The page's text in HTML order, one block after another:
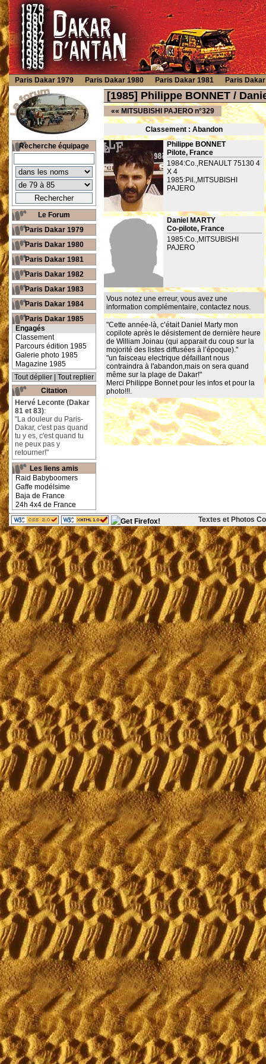
[1985] Philippe BONNET /
«« MITSUBISHI PAJERO n°329
Classement : Abandon
Philippe BONNET
Pilote, France
1984:Co.,RENAULT 75130 4
X 4
1985:Pil.,MITSUBISHI
PAJERO
Daniel MARTY
Co-pilote, France
1985:Co.,MITSUBISHI
PAJERO
Vous notez une erreur, vous avez une
information complémentaire, contactez nous.
"Cette année-là, c’était Daniel Marty mon
copilote après le désistement de dernière heure
de William Joinau (qui apparait du coup sur la
mojorité des listes diffusées à l’époque)."
"un faisceau electrique défaillant nous
contraindra à l'abandon,mais on sera quand
même sur la plage de Dakar!"
Merci Philippe Bonnet pour les infos et pour la
photo!!!.
Recherche équipage
Le Forum
Paris Dakar 1979
Paris Dakar 1980
Paris Dakar 1981
Paris Dakar 1982
Paris Dakar 1983
Paris Dakar 1984
Paris Dakar 1985
Engagés
Classement
Parcours édition 1985
Galerie photo 1985
Magazine 1985
Tout déplier
Tout replier
Citation
Hervé Leconte (Dakar
81 et 83):
"La douleur du Paris-
Dakar, c'est pas quand
tu y es, c'est quand tu
ne peux pas y
retourner!"
Les liens amis
Raid Babyboomers
Gaffe modélsime
Baja de France
24h 4x4 de France
Paris Dakar 1979 Paris Dakar 1980 Paris Dakar 1981 Paris
Textes et Photos